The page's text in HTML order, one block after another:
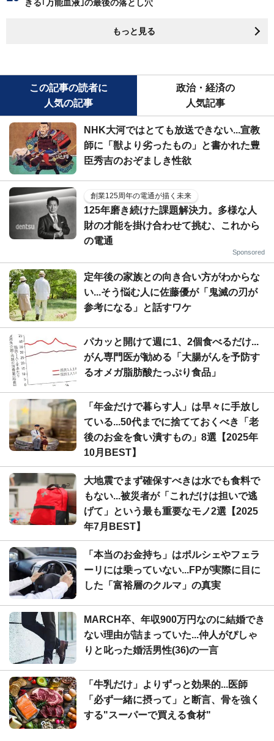
きる｢万能血液｣の最後の落とし穴
もっと見る
この記事の読者に
人気の記事
政治・経済の
人気記事
NHK大河ではとても放送できない...宣教
師に「獣より劣ったもの」と書かれた豊
臣秀吉のおぞましき性欲
創業125周年の電通が描く未来
125年磨き続けた課題解決力。多様な人
財の才能を掛け合わせて挑む、これから
の電通
Sponsored
定年後の家族との向き合い方がわからな
い...そう悩む人に佐藤優が「鬼滅の刃が
参考になる」と話すワケ
パカッと開けて週に1、2個食べるだけ...
がん専門医が勧める「大腸がんを予防す
るオメガ脂肪酸たっぷり食品」
「年金だけで暮らす人」は早々に手放し
ている...50代までに捨てておくべき「老
後のお金を食い潰すもの」8選【2025年
10月BEST】
大地震でまず確保すべきは水でも食料で
もない...被災者が「これだけは担いで逃
げて」という最も重要なモノ2選【2025
年7月BEST】
「本当のお金持ち」はポルシェやフェラ
ーリには乗っていない...FPが実際に目に
した「富裕層のクルマ」の真実
MARCH卒、年収900万円なのに結婚でき
ない理由が詰まっていた...仲人がぴしゃ
りと叱った婚活男性(36)の一言
「牛乳だけ」よりずっと効果的...医師
「必ず一緒に摂って」と断言、骨を強く
する"スーパーで買える食材"